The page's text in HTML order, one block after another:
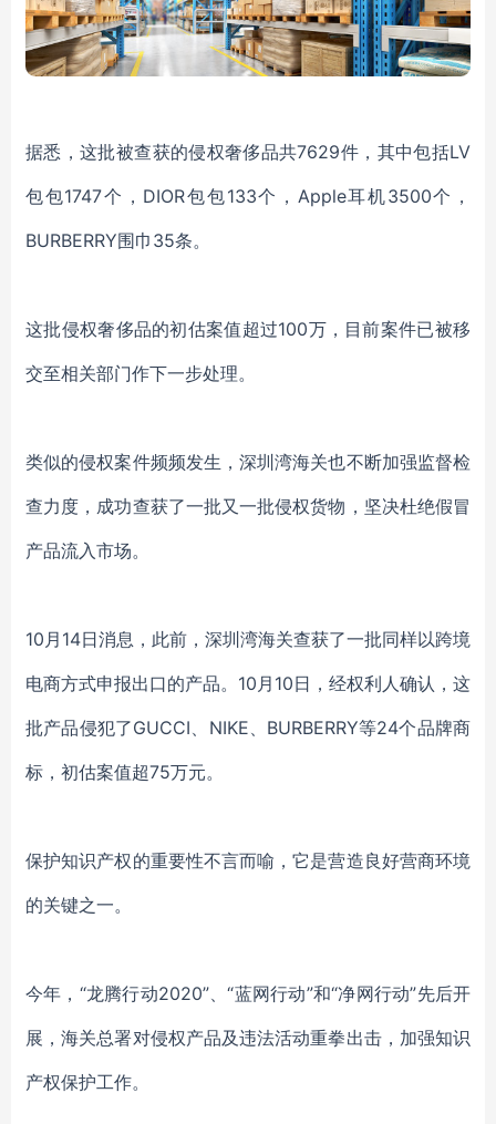
据悉，这批被查获的侵权奢侈品共7629件，其中包括LV
包包1747个，DIOR包包133个，Apple耳机3500个，
BURBERRY围巾35条。
这批侵权奢侈品的初估案值超过100万，目前案件已被移
交至相关部门作下一步处理。
类似的侵权案件频频发生，深圳湾海关也不断加强监督检
查力度，成功查获了一批又一批侵权货物，坚决杜绝假冒
产品流入市场。
10月14日消息，此前，深圳湾海关查获了一批同样以跨境
电商方式申报出口的产品。10月10日，经权利人确认，这
批产品侵犯了GUCCI、NIKE、BURBERRY等24个品牌商
标，初估案值超75万元。
保护知识产权的重要性不言而喻，它是营造良好营商环境
的关键之一。
今年， “龙腾行动2020”、“蓝网行动”和“净网行动”先后开
展，海关总署对侵权产品及违法活动重拳出击，加强知识
产权保护工作。